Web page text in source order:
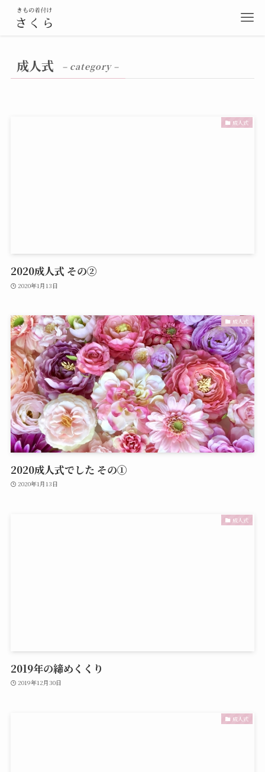
成人式 – category –
成人式
2020成人式 その②
2020年1月13日
成人式
2020成人式でした その①
2020年1月13日
成人式
2019年の締めくくり
2019年12月30日
成人式